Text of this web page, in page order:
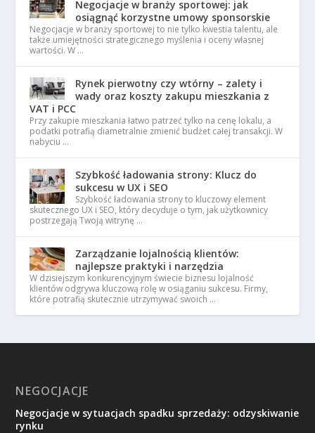
Negocjacje w branży sportowej: jak
osiągnąć korzystne umowy sponsorskie
Negocjacje w branży sportowej to nie tylko kwestia talentu, ale
także umiejętności strategicznego myślenia i oceny własnej
wartości. W …
Rynek pierwotny czy wtórny – zalety i
wady oraz koszty zakupu mieszkania z
VAT i PCC
Przy zakupie mieszkania łatwo patrzeć tylko na cenę lokalu, a
podatki potrafią diametralnie zmienić budżet całej transakcji. W
nabyciu …
Szybkość ładowania strony: Klucz do
sukcesu w UX i SEO
Szybkość ładowania strony to kluczowy element
skutecznego UX i SEO, który decyduje o tym, jak użytkownicy
postrzegają Twoją witrynę …
Zarządzanie lojalnością klientów:
najlepsze praktyki i narzędzia
W dzisiejszym konkurencyjnym świecie biznesu lojalność
klientów odgrywa kluczową rolę w osiąganiu sukcesu. Firmy,
które potrafią skutecznie utrzymywać swoich …
NEGOCJACJE
Negocjacje w sytuacjach spadku sprzedaży: odzyskiwanie
rynku